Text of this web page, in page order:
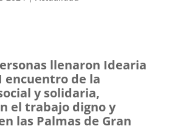
llenaron Idearia
encuentro de la
y solidaria,
el trabajo digno y
las Palmas de Gran